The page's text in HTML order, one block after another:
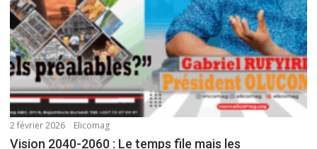
2 février 2026 Elicomag
Vision 2040-2060 : Le temps file mais les